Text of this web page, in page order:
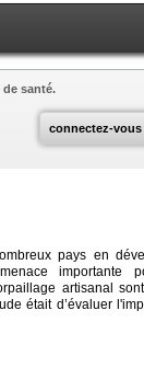
connectez-vous
de santé.
pays en
importante
artisanal
était d’évaluer